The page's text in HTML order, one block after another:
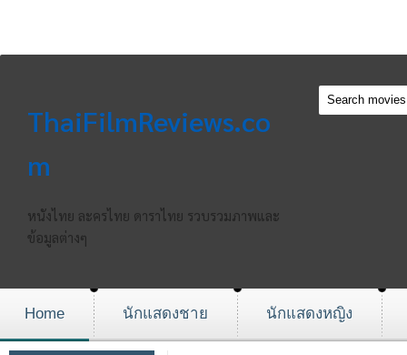
ThaiFilmReviews.co
m
หนังไทย ละครไทย ดาราไทย รวบรวมภาพและ
ข้อมูลต่างๆ
Home นักแสดงชาย นักแสดงหญิง